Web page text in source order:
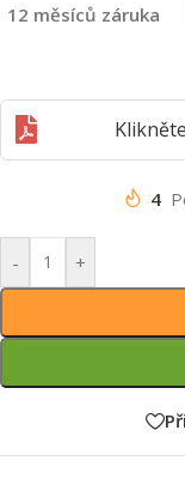
12 měsíců záruka
4
- +